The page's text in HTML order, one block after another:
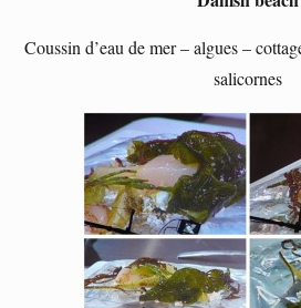
Coussin d’eau de mer – algues –
salicornes